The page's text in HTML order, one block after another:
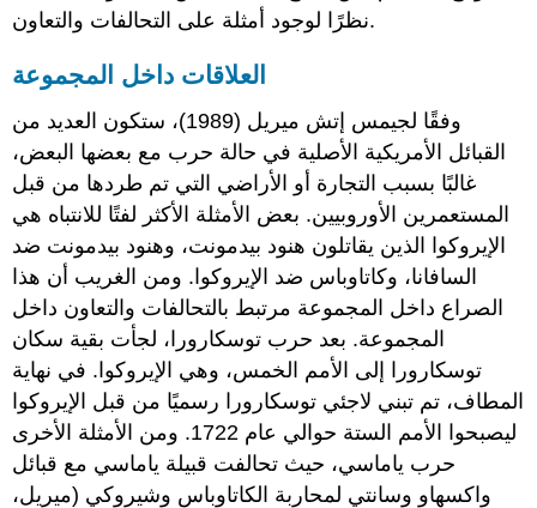
نظرًا لوجود أمثلة على التحالفات والتعاون.
العلاقات داخل المجموعة
وفقًا لجيمس إتش ميريل (1989)، ستكون العديد من
القبائل الأمريكية الأصلية في حالة حرب مع بعضها البعض،
غالبًا بسبب التجارة أو الأراضي التي تم طردها من قبل
المستعمرين الأوروبيين. بعض الأمثلة الأكثر لفتًا للانتباه هي
الإيروكوا الذين يقاتلون هنود بيدمونت، وهنود بيدمونت ضد
السافانا، وكاتاوباس ضد الإيروكوا. ومن الغريب أن هذا
الصراع داخل المجموعة مرتبط بالتحالفات والتعاون داخل
المجموعة. بعد حرب توسكارورا، لجأت بقية سكان
توسكارورا إلى الأمم الخمس، وهي الإيروكوا. في نهاية
المطاف، تم تبني لاجئي توسكارورا رسميًا من قبل الإيروكوا
ليصبحوا الأمم الستة حوالي عام 1722. ومن الأمثلة الأخرى
حرب ياماسي، حيث تحالفت قبيلة ياماسي مع قبائل
واكسهاو وسانتي لمحاربة الكاتاوباس وشيروكي (ميريل،